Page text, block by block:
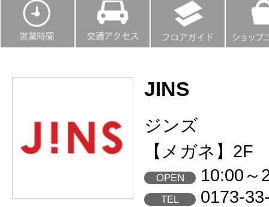
JINS
ジンズ
【メガネ】2F
OPEN 10:00～
TEL 0173-